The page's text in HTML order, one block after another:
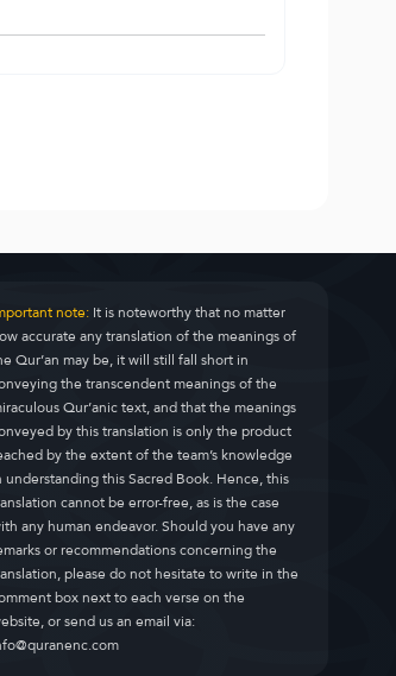
note:It is noteworthy that no matter
accurate any translation of the meanings of
Qur’an may be, it will still fall short in
the transcendent meanings of the
Qur’anic text, and that the meanings
by this translation is only the product
by the extent of the team’s knowledge
understanding this Sacred Book. Hence, this
cannot be error-free, as is the case
any human endeavor. Should you have any
or recommendations concerning the
please do not hesitate to write in the
box next to each verse on the
or send us an email via: